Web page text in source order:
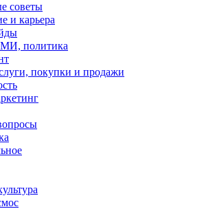
советы
и карьера
политика
покупки и продажи